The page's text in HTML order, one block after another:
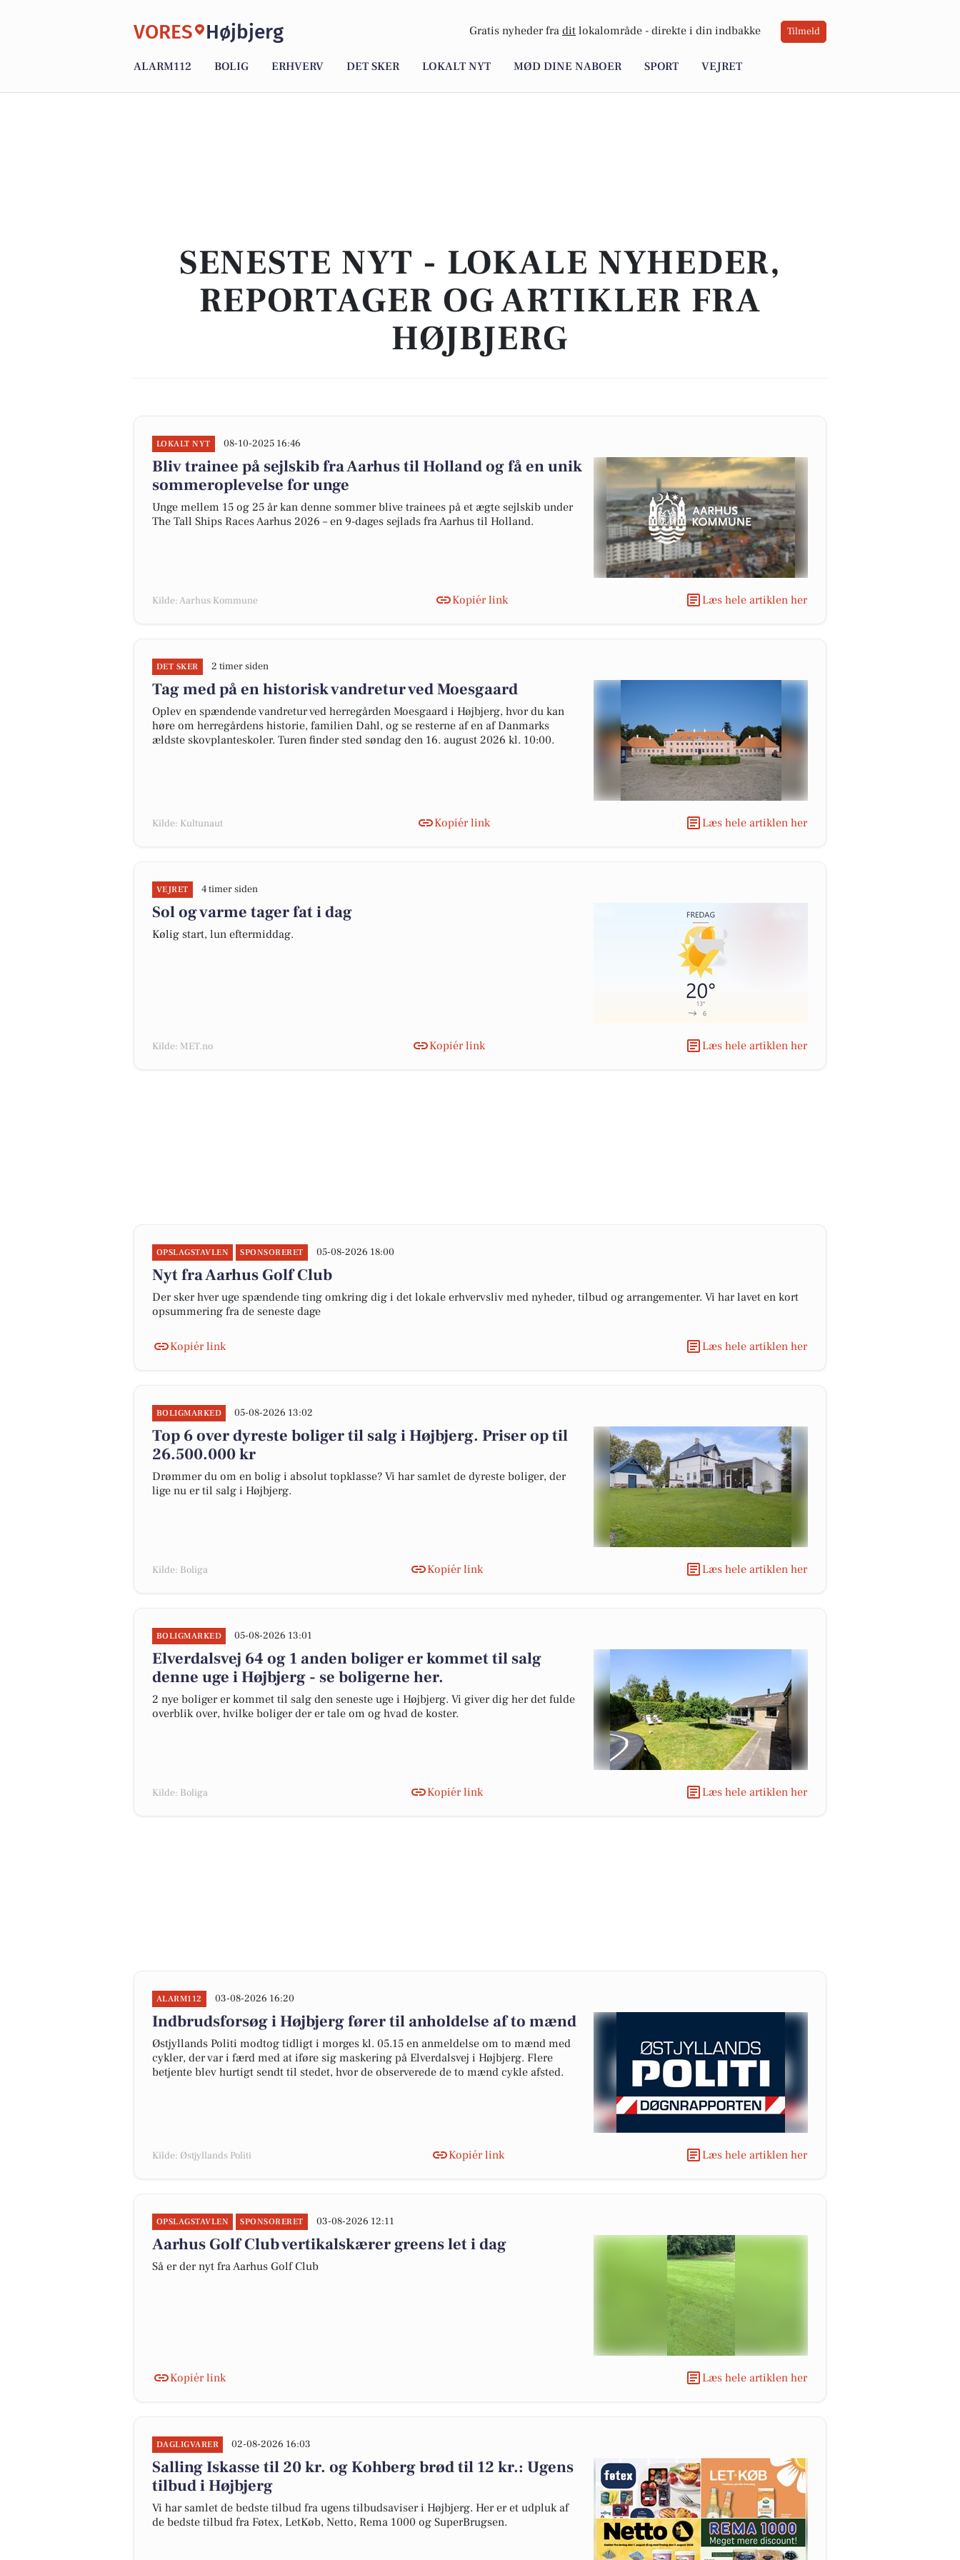
VORES Højbjerg Gratis nyheder fra dit lokalområde - direkte i din indbakke Tilmeld
ALARM112 BOLIG ERHVERV DET SKER LOKALT NYT MØD DINE NABOER SPORT VEJRET
SENESTE NYT - LOKALE NYHEDER,
REPORTAGER OG ARTIKLER FRA
HØJBJERG
LOKALT NYT 08-10-2025 16:46
Bliv trainee på sejlskib fra Aarhus til Holland og få en unik
sommeroplevelse for unge
Unge mellem 15 og 25 år kan denne sommer blive trainees på et ægte sejlskib under
The Tall Ships Races Aarhus 2026 – en 9-dages sejlads fra Aarhus til Holland.
Kilde: Aarhus Kommune Kopiér link Læs hele artiklen her
DET SKER 2 timer siden
Tag med på en historisk vandretur ved Moesgaard
Oplev en spændende vandretur ved herregården Moesgaard i Højbjerg, hvor du kan
høre om herregårdens historie, familien Dahl, og se resterne af en af Danmarks
ældste skovplanteskoler. Turen finder sted søndag den 16. august 2026 kl. 10:00.
Kilde: Kultunaut Kopiér link Læs hele artiklen her
VEJRET 4 timer siden
Sol og varme tager fat i dag
Kølig start, lun eftermiddag.
Kilde: MET.no Kopiér link Læs hele artiklen her
OPSLAGSTAVLEN SPONSORERET 05-08-2026 18:00
Nyt fra Aarhus Golf Club
Der sker hver uge spændende ting omkring dig i det lokale erhvervsliv med nyheder, tilbud og arrangementer. Vi har lavet en kort
opsummering fra de seneste dage
Kopiér link Læs hele artiklen her
BOLIGMARKED 05-08-2026 13:02
Top 6 over dyreste boliger til salg i Højbjerg. Priser op til
26.500.000 kr
Drømmer du om en bolig i absolut topklasse? Vi har samlet de dyreste boliger, der
lige nu er til salg i Højbjerg.
Kilde: Boliga Kopiér link Læs hele artiklen her
BOLIGMARKED 05-08-2026 13:01
Elverdalsvej 64 og 1 anden boliger er kommet til salg
denne uge i Højbjerg - se boligerne her.
2 nye boliger er kommet til salg den seneste uge i Højbjerg. Vi giver dig her det fulde
overblik over, hvilke boliger der er tale om og hvad de koster.
Kilde: Boliga Kopiér link Læs hele artiklen her
ALARM112 03-08-2026 16:20
Indbrudsforsøg i Højbjerg fører til anholdelse af to mænd
Østjyllands Politi modtog tidligt i morges kl. 05.15 en anmeldelse om to mænd med
cykler, der var i færd med at iføre sig maskering på Elverdalsvej i Højbjerg. Flere
betjente blev hurtigt sendt til stedet, hvor de observerede de to mænd cykle afsted.
Kilde: Østjyllands Politi Kopiér link Læs hele artiklen her
OPSLAGSTAVLEN SPONSORERET 03-08-2026 12:11
Aarhus Golf Club vertikalskærer greens let i dag
Så er der nyt fra Aarhus Golf Club
Kopiér link Læs hele artiklen her
DAGLIGVARER 02-08-2026 16:03
Salling Iskasse til 20 kr. og Kohberg brød til 12 kr.: Ugens
tilbud i Højbjerg
Vi har samlet de bedste tilbud fra ugens tilbudsaviser i Højbjerg. Her er et udpluk af
de bedste tilbud fra Føtex, LetKøb, Netto, Rema 1000 og SuperBrugsen.